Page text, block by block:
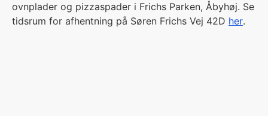
ovnplader og pizzaspader i Frichs Parken, Åbyhøj. Se
tidsrum for afhentning på Søren Frichs Vej 42D her.